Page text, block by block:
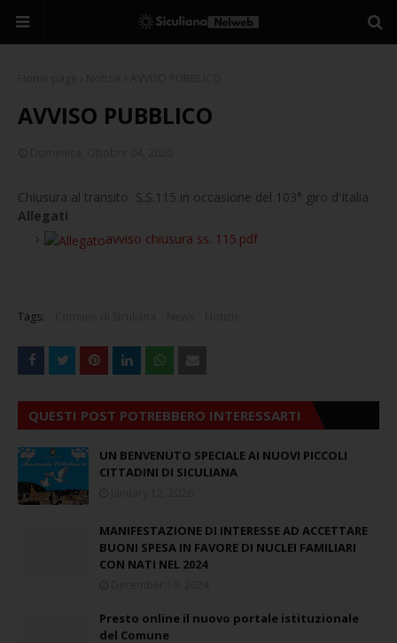
AVVISO PUBBLICO
Chiusura al transito S.S.115 in occasione del 103° giro d'Italia
Allegati
avviso chiusura ss. 115.pdf
Tags:
QUESTI POST POTREBBERO INTERESSARTI
UN BENVENUTO SPECIALE AI NUOVI PICCOLI
CITTADINI DI SICULIANA
MANIFESTAZIONE DI INTERESSE AD ACCETTARE
BUONI SPESA IN FAVORE DI NUCLEI FAMILIARI
CON NATI NEL 2024
Presto online il nuovo portale istituzionale
del Comune